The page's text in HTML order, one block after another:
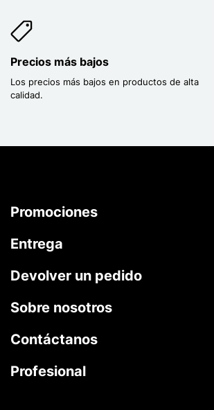
Precios más bajos
Los precios más bajos en productos de alta
calidad.
Promociones
Entrega
Devolver un pedido
Sobre nosotros
Contáctanos
Profesional